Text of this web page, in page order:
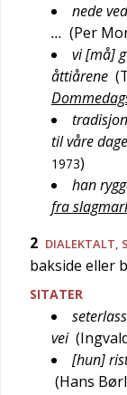
nede
… (Per
vi [må]
åttiårene (
til våre
1973)
han
fra
2 DIALEKTALT,
bakside eller
SITATER
vei (
[hun]
(Hans